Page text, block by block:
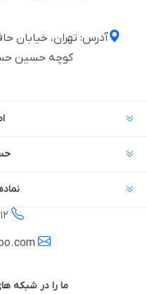
آدرس: تهران، خیابان
کوچه حسین حسنی،
ما را در شبکه